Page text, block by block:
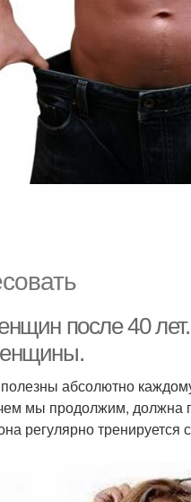
после 40
абсолютно
мы продолжим, должна
регулярно